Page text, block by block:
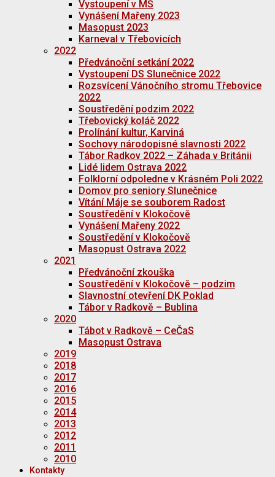
Vystoupení v MŠ
Vynášení Mařeny 2023
Masopust 2023
Karneval v Třebovicích
2022
Předvánoční setkání 2022
Vystoupení DS Slunečnice 2022
Rozsvícení Vánočního stromu Třebovice
2022
Soustředění podzim 2022
Třebovický koláč 2022
Prolínání kultur, Karviná
Sochovy národopisné slavnosti 2022
Tábor Radkov 2022 – Záhada v Británii
Lidé lidem Ostrava 2022
Folklorní odpoledne v Krásném Poli 2022
Domov pro seniory Slunečnice
Vítání Máje se souborem Radost
Soustředění v Klokočově
Vynášení Mařeny 2022
Soustředění v Klokočově
Masopust Ostrava 2022
2021
Předvánoční zkouška
Soustředění v Klokočově – podzim
Slavnostní otevření DK Poklad
Tábor v Radkově – Bublina
2020
Tábot v Radkově – CeČaS
Masopust Ostrava
2019
2018
2017
2016
2015
2014
2013
2012
2011
2010
Kontakty